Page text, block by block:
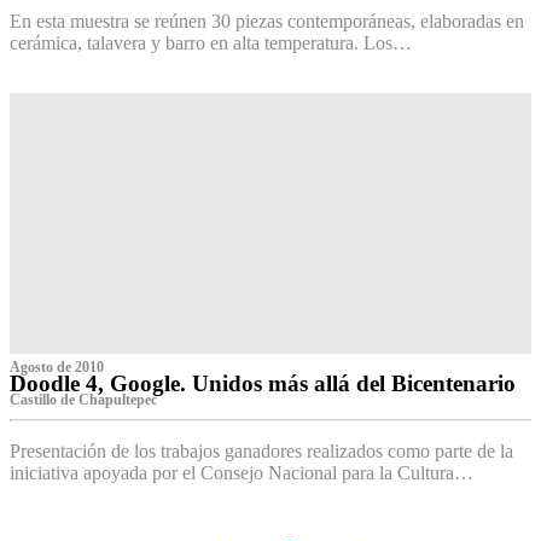
En esta muestra se reúnen 30 piezas contemporáneas, elaboradas en
cerámica, talavera y barro en alta temperatura. Los…
Agosto de 2010
Doodle 4, Google. Unidos más allá del Bicentenario
Castillo de Chapultepec
Presentación de los trabajos ganadores realizados como parte de la
iniciativa apoyada por el Consejo Nacional para la Cultura…